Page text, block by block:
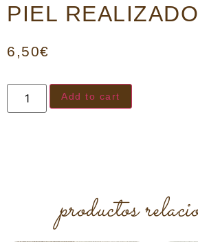
PIEL
6,50€
Add to cart
productos